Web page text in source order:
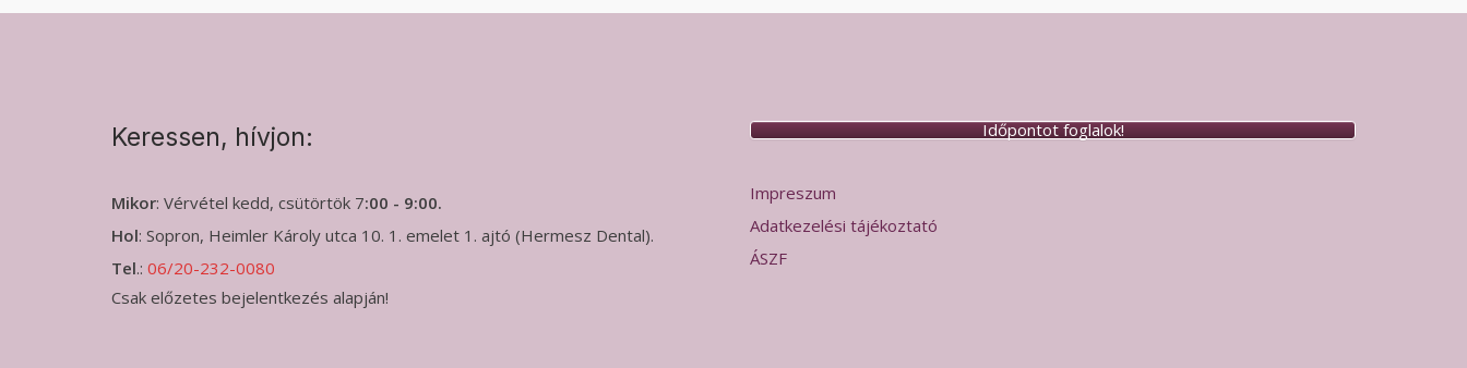
Keressen, hívjon:
Mikor: Vérvétel kedd, csütörtök 7:00 - 9:00.
Hol: Sopron, Heimler Károly utca 10. 1. emelet 1. ajtó (Hermesz Dental).
Tel.: 06/20-232-0080
Csak előzetes bejelentkezés alapján!
Időpontot foglalok!
Impreszum
Adatkezelési tájékoztató
ÁSZF